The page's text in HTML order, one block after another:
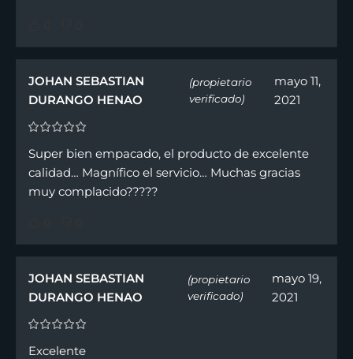
JOHAN SEBASTIAN
DURANGO HENAO
(propietario
verificado)
mayo 11,
2021
Super bien empacado, el producto de excelente
calidad… Magnífico el servicio… Muchas gracias
muy complacido?????
JOHAN SEBASTIAN
DURANGO HENAO
(propietario
verificado)
mayo 19,
2021
Excelente